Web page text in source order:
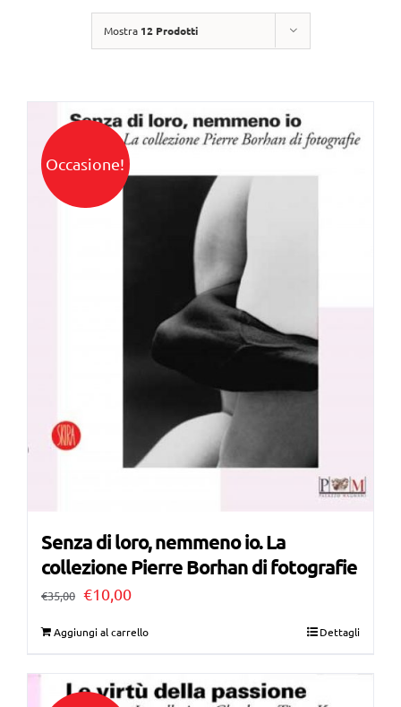
Mostra 12 Prodotti
Occasione!
Senza di loro, nemmeno io. La
collezione Pierre Borhan di fotografie
€35,00 Il
€10,00Il
è:
Aggiungi al carrello Dettagli